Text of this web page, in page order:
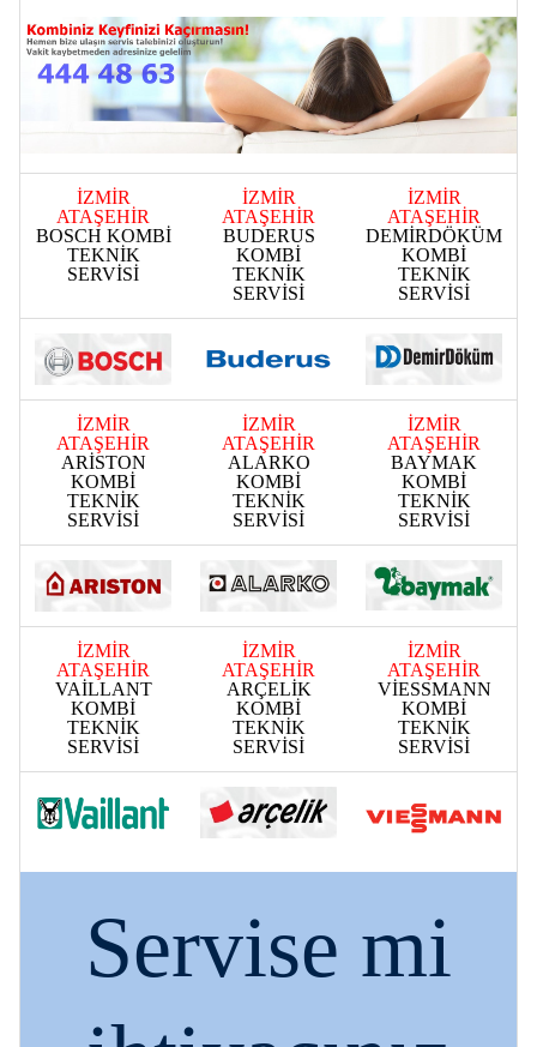
İZMİR
ATAŞEHİR
BOSCH KOMBİ
TEKNİK
SERVİSİ
İZMİR
ATAŞEHİR
BUDERUS
KOMBİ
TEKNİK
SERVİSİ
İZMİR
ATAŞEHİR
DEMİRDÖKÜM
KOMBİ
TEKNİK
SERVİSİ
İZMİR
ATAŞEHİR
ARİSTON
KOMBİ
TEKNİK
SERVİSİ
İZMİR
ATAŞEHİR
ALARKO
KOMBİ
TEKNİK
SERVİSİ
İZMİR
ATAŞEHİR
BAYMAK
KOMBİ
TEKNİK
SERVİSİ
İZMİR
ATAŞEHİR
VAİLLANT
KOMBİ
TEKNİK
SERVİSİ
İZMİR
ATAŞEHİR
ARÇELİK
KOMBİ
TEKNİK
SERVİSİ
İZMİR
ATAŞEHİR
VİESSMANN
KOMBİ
TEKNİK
SERVİSİ
Servise mi